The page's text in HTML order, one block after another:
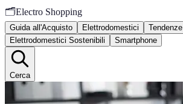
🗂️Electro Shopping
Guida all'Acquisto Elettrodomestici
Tendenze
Elettrodomestici Sostenibili
Smartphone
Cerca